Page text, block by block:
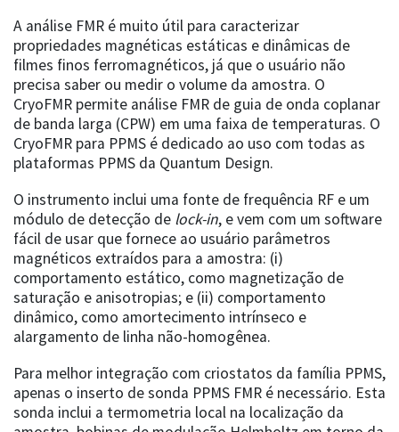
A análise FMR é muito útil para caracterizar
propriedades magnéticas estáticas e dinâmicas de
filmes finos ferromagnéticos, já que o usuário não
precisa saber ou medir o volume da amostra. O
CryoFMR permite análise FMR de guia de onda coplanar
de banda larga (CPW) em uma faixa de temperaturas. O
CryoFMR para PPMS é dedicado ao uso com todas as
plataformas PPMS da Quantum Design.
O instrumento inclui uma fonte de frequência RF e um
módulo de detecção de lock-in, e vem com um software
fácil de usar que fornece ao usuário parâmetros
magnéticos extraídos para a amostra: (i)
comportamento estático, como magnetização de
saturação e anisotropias; e (ii) comportamento
dinâmico, como amortecimento intrínseco e
alargamento de linha não-homogênea.
Para melhor integração com criostatos da família PPMS,
apenas o inserto de sonda PPMS FMR é necessário. Esta
sonda inclui a termometria local na localização da